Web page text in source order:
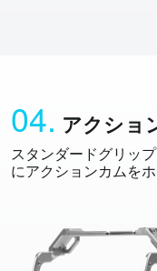
04. アクショ
スタンダードグリッ
にアクションカムをホ